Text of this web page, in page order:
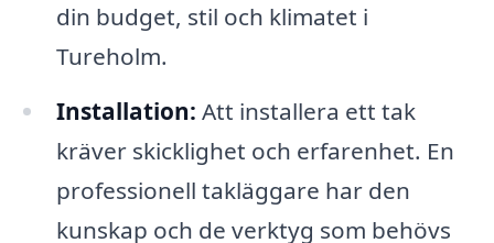
din budget, stil och klimatet i
Tureholm.
Installation: Att installera ett tak
kräver skicklighet och erfarenhet. En
professionell takläggare har den
kunskap och de verktyg som behövs